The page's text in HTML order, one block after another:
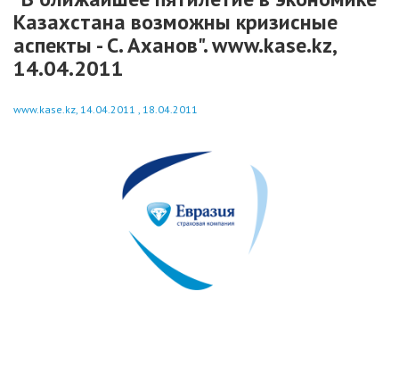
Казахстана возможны кризисные
аспекты - С. Аханов". www.kase.kz,
14.04.2011
www.kase.kz, 14.04.2011 , 18.04.2011